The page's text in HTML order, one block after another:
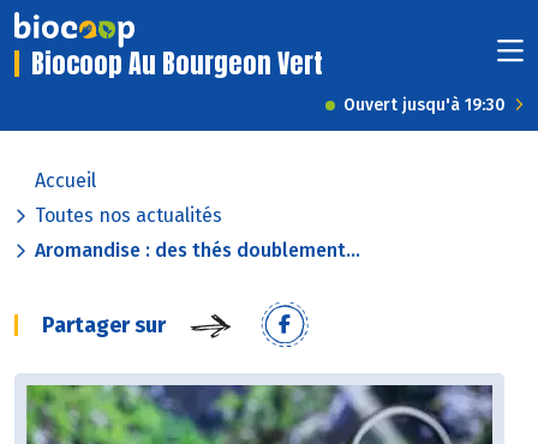
Biocoop Au Bourgeon Vert
Ouvert jusqu'à 19:30
Accueil
Toutes nos actualités
Aromandise : des thés doublement...
Partager sur